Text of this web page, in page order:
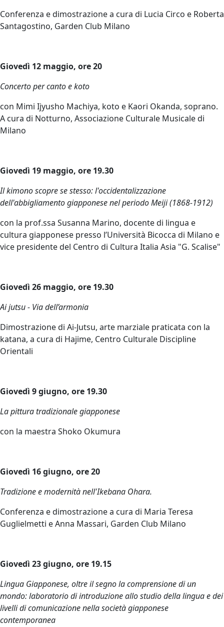
Conferenza e dimostrazione a cura di Lucia Circo e Roberta
Santagostino, Garden Club Milano
Giovedì 12 maggio, ore 20
Concerto per canto e koto
con Mimi Ijyusho Machiya, koto e Kaori Okanda, soprano.
A cura di Notturno, Associazione Culturale Musicale di
Milano
Giovedì 19 maggio, ore 19.30
Il kimono scopre se stesso: l'occidentalizzazione
dell'abbigliamento giapponese nel periodo Meiji (1868-1912)
con la prof.ssa Susanna Marino, docente di lingua e
cultura giapponese presso l’Università Bicocca di Milano e
vice presidente del Centro di Cultura Italia Asia "G. Scalise"
Giovedì 26 maggio, ore 19.30
Ai jutsu - Via dell’armonia
Dimostrazione di Ai-Jutsu, arte marziale praticata con la
katana, a cura di Hajime, Centro Culturale Discipline
Orientali
Giovedì 9 giugno, ore 19.30
La pittura tradizionale giapponese
con la maestra Shoko Okumura
Giovedì 16 giugno, ore 20
Tradizione e modernità nell'Ikebana Ohara.
Conferenza e dimostrazione a cura di Maria Teresa
Guglielmetti e Anna Massari, Garden Club Milano
Giovedì 23 giugno, ore 19.15
Lingua Giapponese, oltre il segno la comprensione di un
mondo: laboratorio di introduzione allo studio della lingua e dei
livelli di comunicazione nella società giapponese
contemporanea